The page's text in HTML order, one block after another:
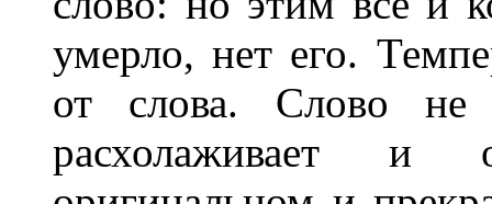
умерло, нет его.
от слова. Слово
расхолаживает и